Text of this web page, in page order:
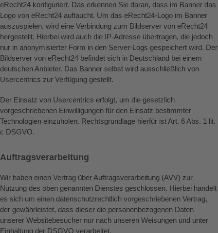
eRecht24 konfiguriert. Das erkennen Sie daran, dass im Banner das
Logo von eRecht24 auftaucht. Um das eRecht24-Logo im Banner
auszuspielen, wird eine Verbindung zum Bildserver von eRecht24
hergestellt. Hierbei wird auch die IP-Adresse übertragen, die jedoch
nur in anonymisierter Form in den Server-Logs gespeichert wird. Der
Bildserver von eRecht24 befindet sich in Deutschland bei einem
deutschen Anbieter. Das Banner selbst wird ausschließlich von
Usercentrics zur Verfügung gestellt.
Der Einsatz von Usercentrics erfolgt, um die gesetzlich
vorgeschriebenen Einwilligungen für den Einsatz bestimmter
Technologien einzuholen. Rechtsgrundlage hierfür ist Art. 6 Abs. 1 lit.
c DSGVO.
Auftragsverarbeitung
Wir haben einen Vertrag über Auftragsverarbeitung (AVV) zur
Nutzung des oben genannten Dienstes geschlossen. Hierbei handelt
es sich um einen datenschutzrechtlich vorgeschriebenen Vertrag,
der gewährleistet, dass dieser die personenbezogenen Daten
unserer Websitebesucher nur nach unseren Weisungen und unter
Einhaltung der DSGVO verarbeitet.